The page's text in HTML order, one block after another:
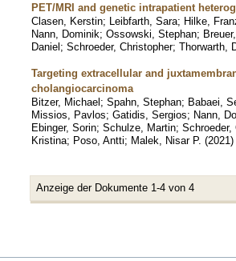
PET/MRI and genetic intrapatient
Clasen, Kerstin; Leibfarth, Sara; Hilke,
Nann, Dominik; Ossowski, Stephan;
Daniel; Schroeder, Christopher; Thorwarth,
Targeting extracellular and
cholangiocarcinoma
Bitzer, Michael; Spahn, Stephan; Babaei,
Missios, Pavlos; Gatidis, Sergios; Nann,
Ebinger, Sorin; Schulze, Martin; Schroeder,
Kristina; Poso, Antti; Malek, Nisar P. (2021)
Anzeige der Dokumente 1-4 von 4